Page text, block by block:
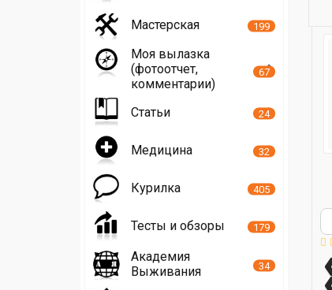
Мастерская 199
Моя вылазка
(фотоотчет,
комментарии)
67
Статьи 24
Медицина 32
Курилка 405
Тесты и обзоры 179
Академия
Выживания
34